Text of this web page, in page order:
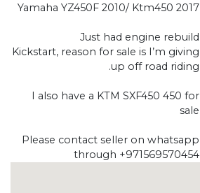
Yamaha YZ450F 2010/ Ktm450 2017
Just had engine rebuild
Kickstart, reason for sale is I’m giving
up off road riding.
I also have a KTM SXF450 450 for
sale
Please contact seller on whatsapp
through +971569570454